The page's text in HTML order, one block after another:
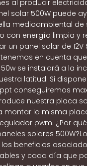
al producir
solar 500W puede
medioambiental de
con energía limpia y
un panel solar de 12V
en cuenta
50w se instalará a la
latitud. Si
conseguiremos
nuestra placa
montar la misma
pwm. ¿Por
solares
los beneficios
y cada día que